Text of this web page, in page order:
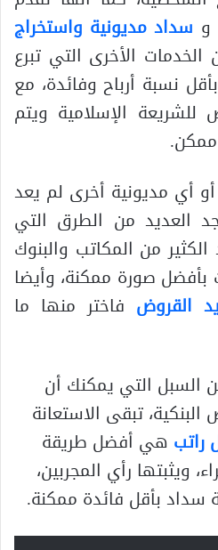
و سداد مديونية واستخراج
الخدمات الأخرى التي تبرع
نسبة أرباح وفائدة، مع
للشريعة الإسلامية ويتم
أو أي مديونية أخرى لم يعد
العديد من الطرق التي
من المكاتب والبنوك
بأفضل صورة ممكنة، وأيضا
القروض فاختر منها ما
التي يمكنك أن
تبقى الاستعانة
راتب هي أفضل طريقة
ويثبتها رأي المجربين،
بأقل فائدة ممكنة.